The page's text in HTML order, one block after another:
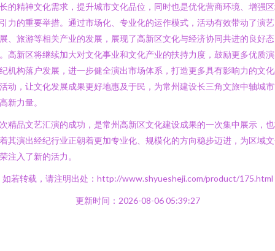
的精神文化需求，提升城市文化品位，同时也是优化营商环境、增强
力的重要举措。通过市场化、专业化的运作模式，活动有效带动了演
、旅游等相关产业的发展，展现了高新区文化与经济协同共进的良好态
高新区将继续加大对文化事业和文化产业的扶持力度，鼓励更多优质
机构落户发展，进一步健全演出市场体系，打造更多具有影响力的文
动，让文化发展成果更好地惠及于民，为常州建设长三角文旅中轴城
新力量。
精品文艺汇演的成功，是常州高新区文化建设成果的一次集中展示，
其演出经纪行业正朝着更加专业化、规模化的方向稳步迈进，为区域
注入了新的活力。
如若转载，请注明出处：http://www.shyuesheji.com/product/175.html
更新时间：2026-08-06 05:39:27